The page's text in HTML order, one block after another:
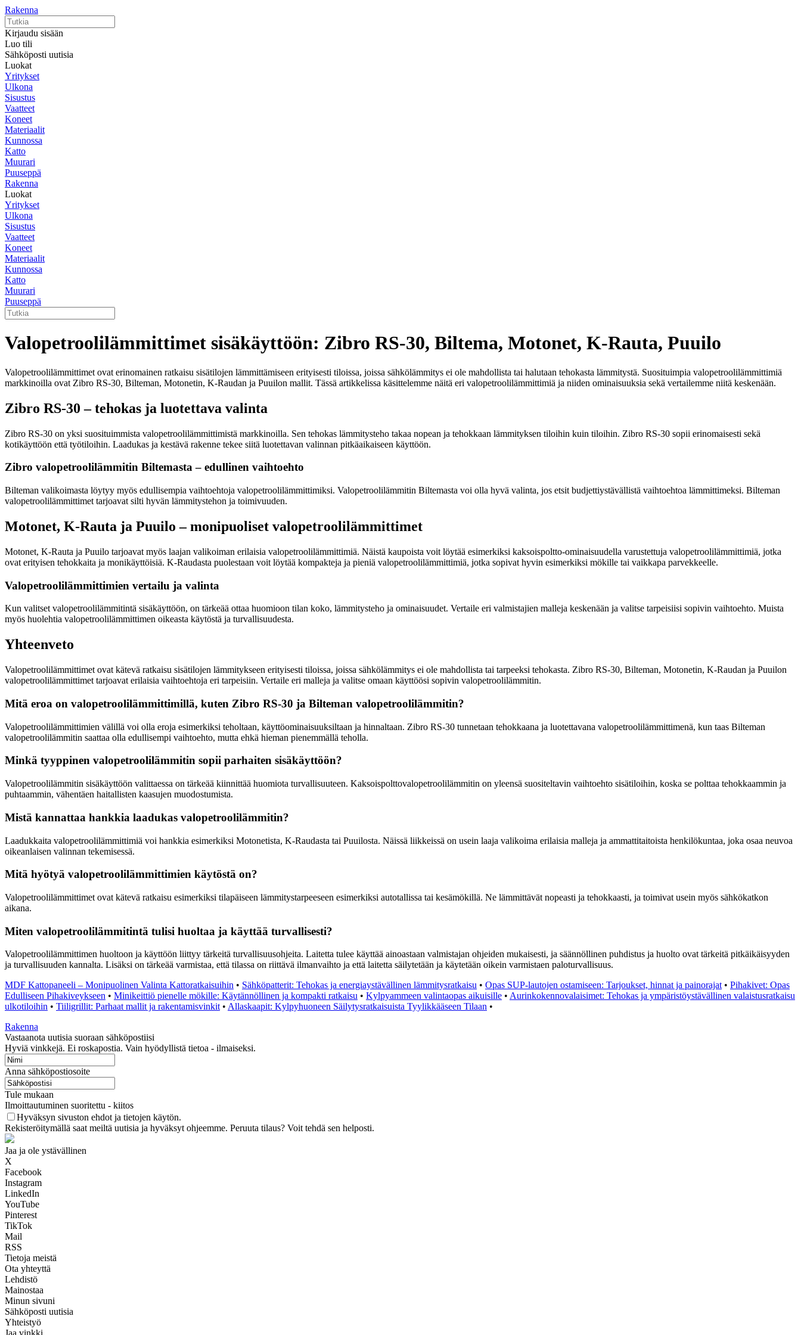
Rakenna
Kirjaudu sisään
Luo tili
Sähköposti uutisia
Luokat
Yritykset
Ulkona
Sisustus
Vaatteet
Koneet
Materiaalit
Kunnossa
Katto
Muurari
Puuseppä
Rakenna
Luokat
Yritykset
Ulkona
Sisustus
Vaatteet
Koneet
Materiaalit
Kunnossa
Katto
Muurari
Puuseppä
Valopetroolilämmittimet sisäkäyttöön: Zibro RS-30, Biltema, Motonet, K-Rauta, Puuilo
Valopetroolilämmittimet ovat erinomainen ratkaisu sisätilojen lämmittämiseen erityisesti tiloissa, joissa sähkölämmitys ei ole mahdollista tai halutaan tehokasta lämmitystä. Suosituimpia valopetroolilämmittimiä
markkinoilla ovat Zibro RS-30, Bilteman, Motonetin, K-Raudan ja Puuilon mallit. Tässä artikkelissa käsittelemme näitä eri valopetroolilämmittimiä ja niiden ominaisuuksia sekä vertailemme niitä keskenään.
Zibro RS-30 – tehokas ja luotettava valinta
Zibro RS-30 on yksi suosituimmista valopetroolilämmittimistä markkinoilla. Sen tehokas lämmitysteho takaa nopean ja tehokkaan lämmityksen tiloihin kuin tiloihin. Zibro RS-30 sopii erinomaisesti sekä
kotikäyttöön että työtiloihin. Laadukas ja kestävä rakenne tekee siitä luotettavan valinnan pitkäaikaiseen käyttöön.
Zibro valopetroolilämmitin Biltemasta – edullinen vaihtoehto
Bilteman valikoimasta löytyy myös edullisempia vaihtoehtoja valopetroolilämmittimiksi. Valopetroolilämmitin Biltemasta voi olla hyvä valinta, jos etsit budjettiystävällistä vaihtoehtoa lämmittimeksi. Bilteman
valopetroolilämmittimet tarjoavat silti hyvän lämmitystehon ja toimivuuden.
Motonet, K-Rauta ja Puuilo – monipuoliset valopetroolilämmittimet
Motonet, K-Rauta ja Puuilo tarjoavat myös laajan valikoiman erilaisia valopetroolilämmittimiä. Näistä kaupoista voit löytää esimerkiksi kaksoispoltto-ominaisuudella varustettuja valopetroolilämmittimiä, jotka
ovat erityisen tehokkaita ja monikäyttöisiä. K-Raudasta puolestaan voit löytää kompakteja ja pieniä valopetroolilämmittimiä, jotka sopivat hyvin esimerkiksi mökille tai vaikkapa parvekkeelle.
Valopetroolilämmittimien vertailu ja valinta
Kun valitset valopetroolilämmitintä sisäkäyttöön, on tärkeää ottaa huomioon tilan koko, lämmitysteho ja ominaisuudet. Vertaile eri valmistajien malleja keskenään ja valitse tarpeisiisi sopivin vaihtoehto. Muista
myös huolehtia valopetroolilämmittimen oikeasta käytöstä ja turvallisuudesta.
Yhteenveto
Valopetroolilämmittimet ovat kätevä ratkaisu sisätilojen lämmitykseen erityisesti tiloissa, joissa sähkölämmitys ei ole mahdollista tai tarpeeksi tehokasta. Zibro RS-30, Bilteman, Motonetin, K-Raudan ja Puuilon
valopetroolilämmittimet tarjoavat erilaisia vaihtoehtoja eri tarpeisiin. Vertaile eri malleja ja valitse omaan käyttöösi sopivin valopetroolilämmitin.
Mitä eroa on valopetroolilämmittimillä, kuten Zibro RS-30 ja Bilteman valopetroolilämmitin?
Valopetroolilämmittimien välillä voi olla eroja esimerkiksi teholtaan, käyttöominaisuuksiltaan ja hinnaltaan. Zibro RS-30 tunnetaan tehokkaana ja luotettavana valopetroolilämmittimenä, kun taas Bilteman
valopetroolilämmitin saattaa olla edullisempi vaihtoehto, mutta ehkä hieman pienemmällä teholla.
Minkä tyyppinen valopetroolilämmitin sopii parhaiten sisäkäyttöön?
Valopetroolilämmitin sisäkäyttöön valittaessa on tärkeää kiinnittää huomiota turvallisuuteen. Kaksoispolttovalopetroolilämmitin on yleensä suositeltavin vaihtoehto sisätiloihin, koska se polttaa tehokkaammin ja
puhtaammin, vähentäen haitallisten kaasujen muodostumista.
Mistä kannattaa hankkia laadukas valopetroolilämmitin?
Laadukkaita valopetroolilämmittimiä voi hankkia esimerkiksi Motonetista, K-Raudasta tai Puuilosta. Näissä liikkeissä on usein laaja valikoima erilaisia malleja ja ammattitaitoista henkilökuntaa, joka osaa neuvoa
oikeanlaisen valinnan tekemisessä.
Mitä hyötyä valopetroolilämmittimien käytöstä on?
Valopetroolilämmittimet ovat kätevä ratkaisu esimerkiksi tilapäiseen lämmitystarpeeseen esimerkiksi autotallissa tai kesämökillä. Ne lämmittävät nopeasti ja tehokkaasti, ja toimivat usein myös sähkökatkon
aikana.
Miten valopetroolilämmitintä tulisi huoltaa ja käyttää turvallisesti?
Valopetroolilämmittimen huoltoon ja käyttöön liittyy tärkeitä turvallisuusohjeita. Laitetta tulee käyttää ainoastaan valmistajan ohjeiden mukaisesti, ja säännöllinen puhdistus ja huolto ovat tärkeitä pitkäikäisyyden
ja turvallisuuden kannalta. Lisäksi on tärkeää varmistaa, että tilassa on riittävä ilmanvaihto ja että laitetta säilytetään ja käytetään oikein varmistaen paloturvallisuus.
MDF Kattopaneeli – Monipuolinen Valinta Kattoratkaisuihin • Sähköpatterit: Tehokas ja energiaystävällinen lämmitysratkaisu • Opas SUP-lautojen ostamiseen: Tarjoukset, hinnat ja painorajat • Pihakivet: Opas
Edulliseen Pihakiveykseen • Minikeittiö pienelle mökille: Käytännöllinen ja kompakti ratkaisu • Kylpyammeen valintaopas aikuisille • Aurinkokennovalaisimet: Tehokas ja ympäristöystävällinen valaistusratkaisu
ulkotiloihin • Tiiligrillit: Parhaat mallit ja rakentamisvinkit • Allaskaapit: Kylpyhuoneen Säilytysratkaisuista Tyylikkääseen Tilaan •
Rakenna
Vastaanota uutisia suoraan sähköpostiisi
Hyviä vinkkejä. Ei roskapostia. Vain hyödyllistä tietoa - ilmaiseksi.
Anna sähköpostiosoite
Tule mukaan
Ilmoittautuminen suoritettu - kiitos
Hyväksyn sivuston ehdot ja tietojen käytön.
Rekisteröitymällä saat meiltä uutisia ja hyväksyt ohjeemme. Peruuta tilaus? Voit tehdä sen helposti.
Jaa ja ole ystävällinen
X
Facebook
Instagram
LinkedIn
YouTube
Pinterest
TikTok
Mail
RSS
Tietoja meistä
Ota yhteyttä
Lehdistö
Mainostaa
Minun sivuni
Sähköposti uutisia
Yhteistyö